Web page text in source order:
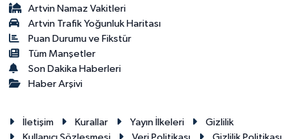
Artvin Namaz Vakitleri
Artvin Trafik Yoğunluk Haritası
Puan Durumu ve Fikstür
Tüm Manşetler
Son Dakika Haberleri
Haber Arşivi
İletişim Kurallar Yayın İlkeleri
Gizlilik
Kullanıcı Sözleşmesi
Veri Politikası
Gizlilik Politikası